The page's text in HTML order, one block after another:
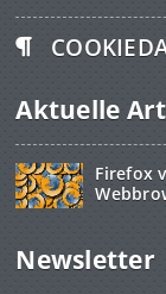
Aktuelle
Firefox
Newsletter